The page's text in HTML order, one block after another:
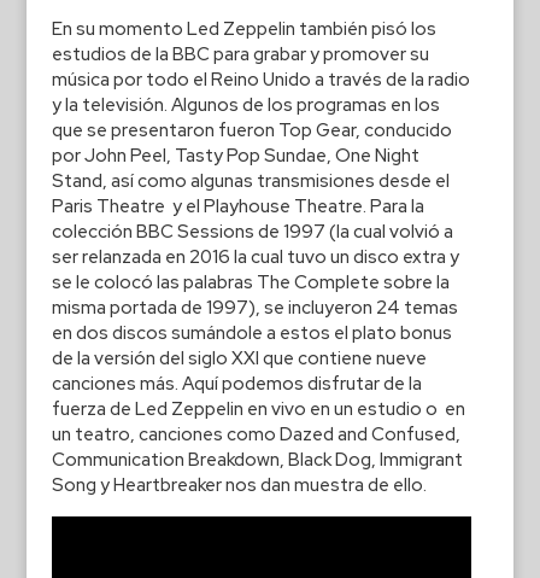
En su momento Led Zeppelin también pisó los
estudios de la BBC para grabar y promover su
música por todo el Reino Unido a través de la radio
y la televisión. Algunos de los programas en los
que se presentaron fueron Top Gear, conducido
por John Peel, Tasty Pop Sundae, One Night
Stand, así como algunas transmisiones desde el
Paris Theatre y el Playhouse Theatre. Para la
colección BBC Sessions de 1997 (la cual volvió a
ser relanzada en 2016 la cual tuvo un disco extra y
se le colocó las palabras The Complete sobre la
misma portada de 1997), se incluyeron 24 temas
en dos discos sumándole a estos el plato bonus
de la versión del siglo XXI que contiene nueve
canciones más. Aquí podemos disfrutar de la
fuerza de Led Zeppelin en vivo en un estudio o en
un teatro, canciones como Dazed and Confused,
Communication Breakdown, Black Dog, Immigrant
Song y Heartbreaker nos dan muestra de ello.